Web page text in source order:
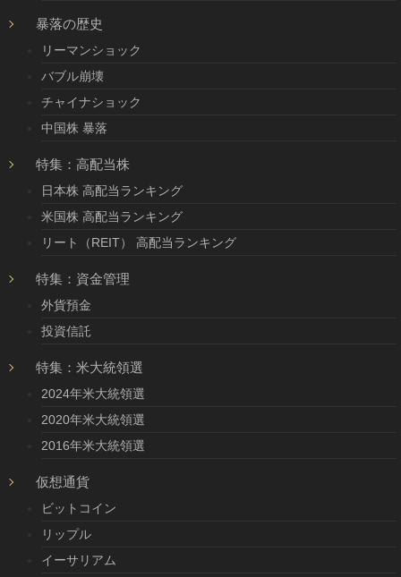
暴落の歴史
リーマンショック
バブル崩壊
チャイナショック
中国株 暴落
特集：高配当株
日本株 高配当ランキング
米国株 高配当ランキング
リート（REIT） 高配当ランキング
特集：資金管理
外貨預金
投資信託
特集：米大統領選
2024年米大統領選
2020年米大統領選
2016年米大統領選
仮想通貨
ビットコイン
リップル
イーサリアム